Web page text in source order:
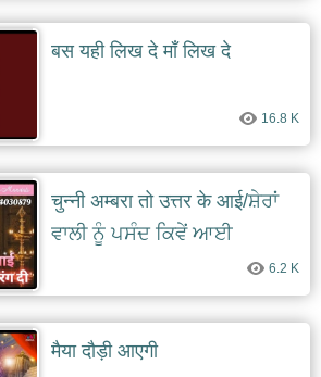
बस यही लिख दे माँ लिख दे
16.8 K
चुन्नी अम्बरा तो उत्तर के आई/ਸ਼ੇਰਾਂ
ਵਾਲੀ ਨੂੰ ਪਸੰਦ ਕਿਵੇਂ ਆਈ
6.2 K
मैया दौड़ी आएगी